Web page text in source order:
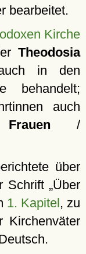
bearbeitet.
Kirche
Theodosia
in den
auch
/
über
Schrift
Über
1. Kapitel, zu
Kirchenväter